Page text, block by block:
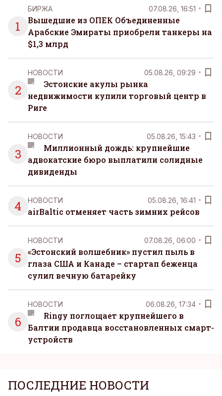
организовывать, планировать и за все отвечать
самостоятельно.
1
БИРЖА 07.08.26, 16:51
Вышедшие из ОПЕК Объединенные
Арабские Эмираты приобрели танкеры на
$1,3 млрд
2
НОВОСТИ 05.08.26, 09:29
Эстонские акулы рынка
недвижимости купили торговый центр в
Риге
3
НОВОСТИ 05.08.26, 15:43
Миллионный дождь: крупнейшие
адвокатские бюро выплатили солидные
дивиденды
4 НОВОСТИ 05.08.26, 16:41
airBaltic отменяет часть зимних рейсов
5
НОВОСТИ 07.08.26, 06:00
«Эстонский волшебник» пустил пыль в
глаза США и Канаде – стартап беженца
сулил вечную батарейку
6
НОВОСТИ 06.08.26, 17:34
Ringy поглощает крупнейшего в
Балтии продавца восстановленных смарт-
устройств
ПОСЛЕДНИЕ НОВОСТИ